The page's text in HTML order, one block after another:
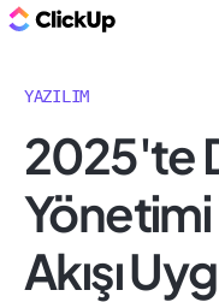
YAZILIM
2025'te
Yönetimi
Akışı